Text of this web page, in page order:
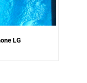
LG